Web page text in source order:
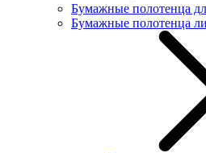
Бумажные полотенца
Бумажные полотенца